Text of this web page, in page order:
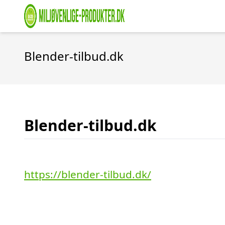
Blender-tilbud.dk
Blender-tilbud.dk
https://blender-tilbud.dk/